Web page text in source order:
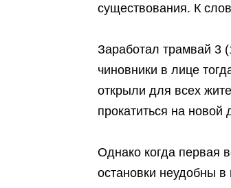
существования. К
Заработал трамвай 3
чиновники в лице
открыли для всех
прокатиться на новой
Однако когда первая
остановки неудобны в